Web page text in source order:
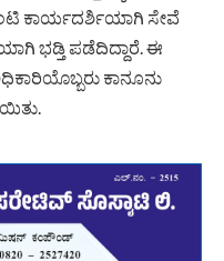
ಕಾರ್ಯದರ್ಶಿಯಾಗಿ ಸೇವೆ
ಭಡ್ತಿ ಪಡೆದಿದ್ದಾರೆ. ಈ
ಕಾನೂನು